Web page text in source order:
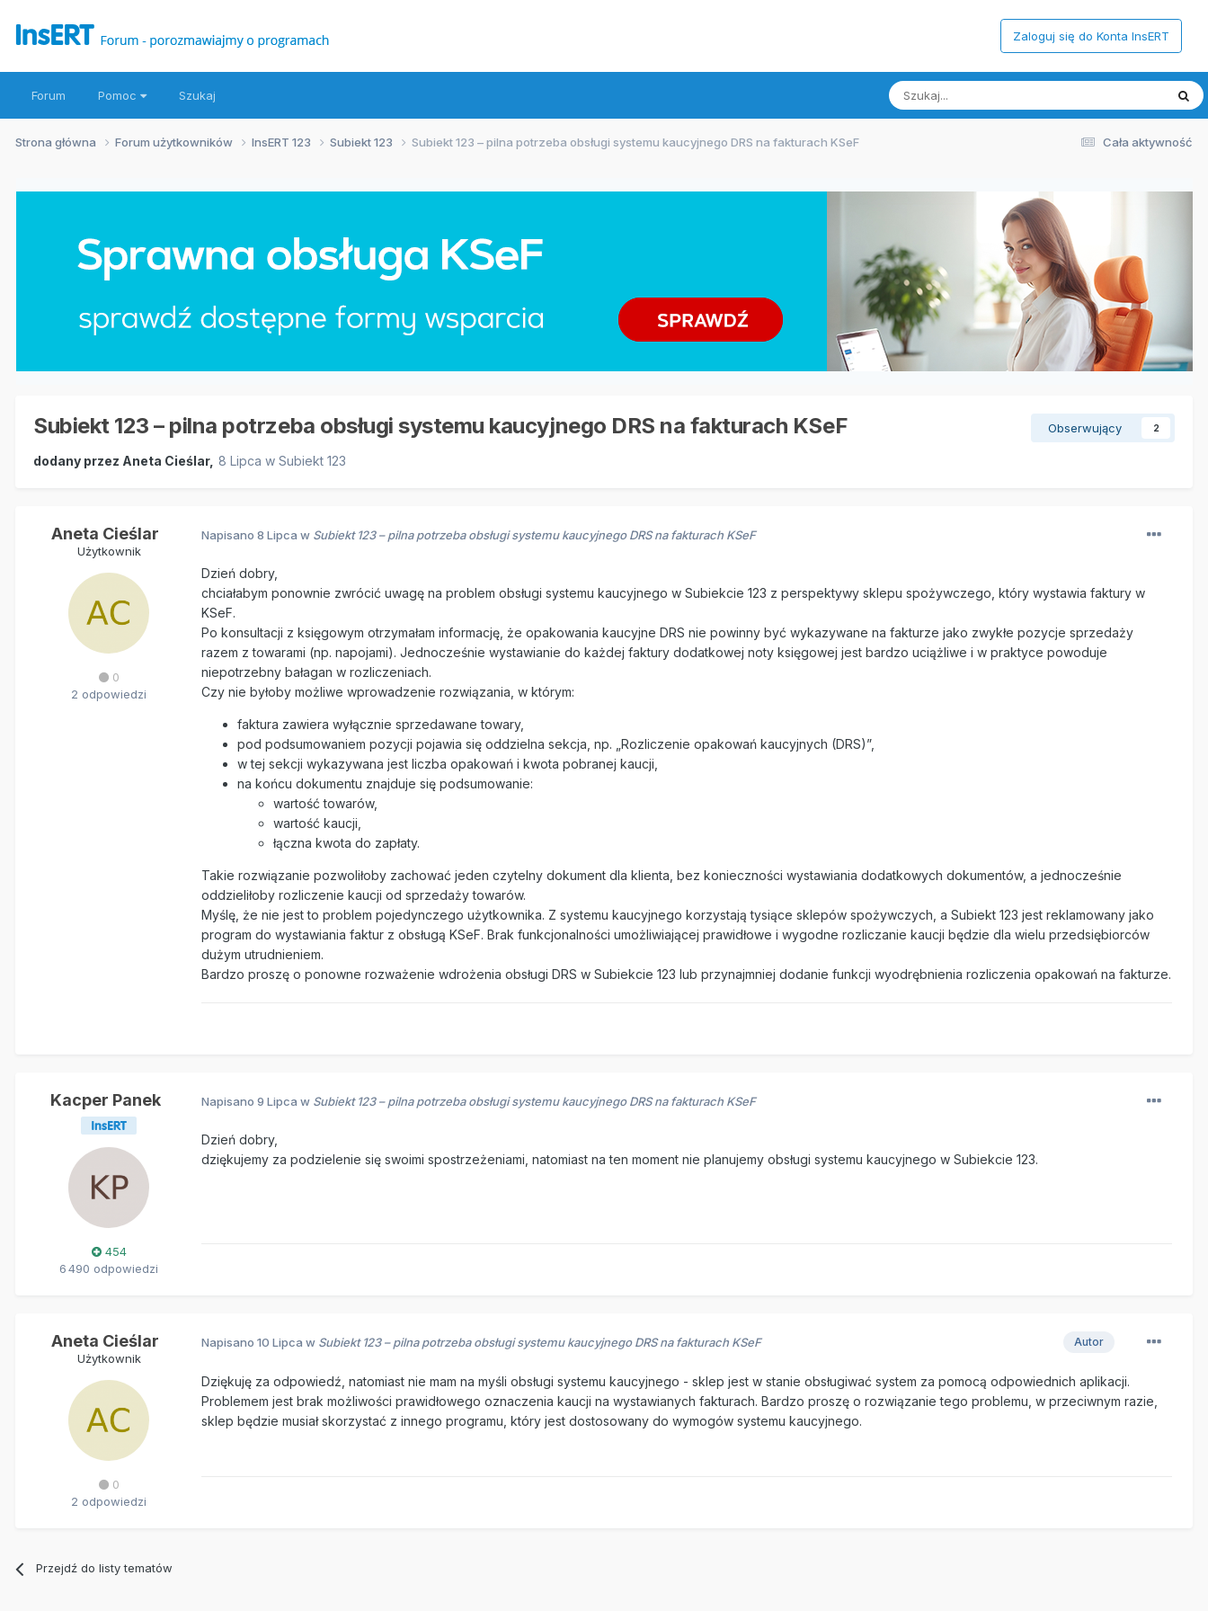
Zaloguj się do Konta InsERT
Forum Pomoc Szukaj
Cała aktywność
Strona główna Forum użytkowników InsERT 123 Subiekt 123 Subiekt 123 – pilna potrzeba obsługi systemu kaucyjnego DRS na fakturach KSeF
Subiekt 123 – pilna potrzeba obsługi systemu kaucyjnego DRS na fakturach KSeF Obserwujący 2
dodany przez Aneta Cieślar, 8 Lipca w Subiekt 123
Aneta Cieślar
Użytkownik
0
2 odpowiedzi
Napisano 8 Lipca w Subiekt 123 – pilna potrzeba obsługi systemu kaucyjnego DRS na fakturach KSeF
Dzień dobry,
chciałabym ponownie zwrócić uwagę na problem obsługi systemu kaucyjnego w Subiekcie 123 z perspektywy sklepu spożywczego, który wystawia faktury w
KSeF.
Po konsultacji z księgowym otrzymałam informację, że opakowania kaucyjne DRS nie powinny być wykazywane na fakturze jako zwykłe pozycje sprzedaży
razem z towarami (np. napojami). Jednocześnie wystawianie do każdej faktury dodatkowej noty księgowej jest bardzo uciążliwe i w praktyce powoduje
niepotrzebny bałagan w rozliczeniach.
Czy nie byłoby możliwe wprowadzenie rozwiązania, w którym:
faktura zawiera wyłącznie sprzedawane towary,
pod podsumowaniem pozycji pojawia się oddzielna sekcja, np. „Rozliczenie opakowań kaucyjnych (DRS)”,
w tej sekcji wykazywana jest liczba opakowań i kwota pobranej kaucji,
na końcu dokumentu znajduje się podsumowanie:
wartość towarów,
wartość kaucji,
łączna kwota do zapłaty.
Takie rozwiązanie pozwoliłoby zachować jeden czytelny dokument dla klienta, bez konieczności wystawiania dodatkowych dokumentów, a jednocześnie
oddzieliłoby rozliczenie kaucji od sprzedaży towarów.
Myślę, że nie jest to problem pojedynczego użytkownika. Z systemu kaucyjnego korzystają tysiące sklepów spożywczych, a Subiekt 123 jest reklamowany jako
program do wystawiania faktur z obsługą KSeF. Brak funkcjonalności umożliwiającej prawidłowe i wygodne rozliczanie kaucji będzie dla wielu przedsiębiorców
dużym utrudnieniem.
Bardzo proszę o ponowne rozważenie wdrożenia obsługi DRS w Subiekcie 123 lub przynajmniej dodanie funkcji wyodrębnienia rozliczenia opakowań na fakturze.
Kacper Panek
454
6 490 odpowiedzi
Napisano 9 Lipca w Subiekt 123 – pilna potrzeba obsługi systemu kaucyjnego DRS na fakturach KSeF
Dzień dobry,
dziękujemy za podzielenie się swoimi spostrzeżeniami, natomiast na ten moment nie planujemy obsługi systemu kaucyjnego w Subiekcie 123.
Aneta Cieślar
Użytkownik
0
2 odpowiedzi
Autor
Napisano 10 Lipca w Subiekt 123 – pilna potrzeba obsługi systemu kaucyjnego DRS na fakturach KSeF
Dziękuję za odpowiedź, natomiast nie mam na myśli obsługi systemu kaucyjnego - sklep jest w stanie obsługiwać system za pomocą odpowiednich aplikacji.
Problemem jest brak możliwości prawidłowego oznaczenia kaucji na wystawianych fakturach. Bardzo proszę o rozwiązanie tego problemu, w przeciwnym razie,
sklep będzie musiał skorzystać z innego programu, który jest dostosowany do wymogów systemu kaucyjnego.
Przejdź do listy tematów